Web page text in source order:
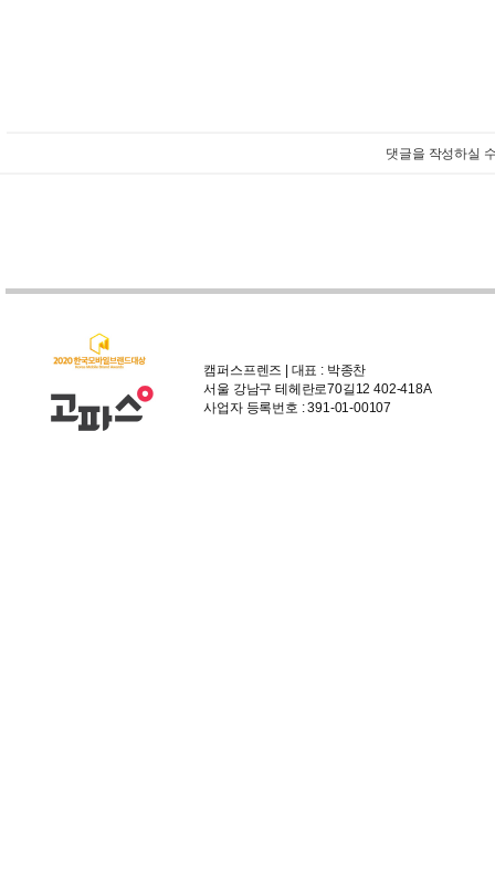
댓글을 작성하실
캠퍼스프렌즈 | 대표 : 박종찬
서울 강남구 테헤란로70길12 402-418A
사업자 등록번호 : 391-01-00107